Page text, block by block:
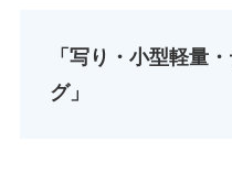
「写り・小型軽量
グ」